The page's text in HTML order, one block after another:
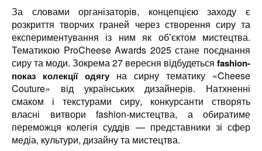
За словами організаторів, концепцією заходу є
розкриття творчих граней через створення сиру та
експериментування із ним як об’єктом мистецтва.
Тематикою ProCheese Awards 2025 стане поєднання
сиру та моди. Зокрема 27 вересня відбудеться fashion-
показ колекції одягу на сирну тематику «Cheese
Couture» від українських дизайнерів. Натхненні
смаком і текстурами сиру, конкурсанти створять
власні витвори fashion-мистецтва, а обиратиме
переможця колегія суддів — представники зі сфер
медіа, культури, дизайну та мистецтва.